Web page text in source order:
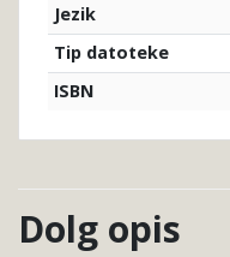
Jezik
Tip datoteke
ISBN
Dolg opis